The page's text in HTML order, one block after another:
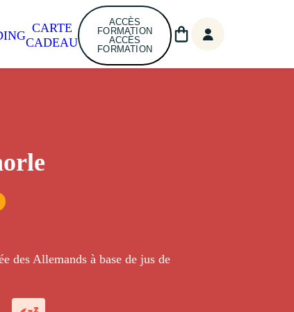
CARTE
CADEAU
ACCÈS
FORMATION
ACCÈS
FORMATION
des Allemands à base de jus de